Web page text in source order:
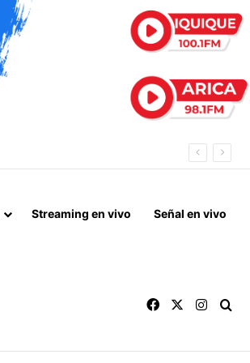
Streaming en vivo Señal en vivo
Facebook